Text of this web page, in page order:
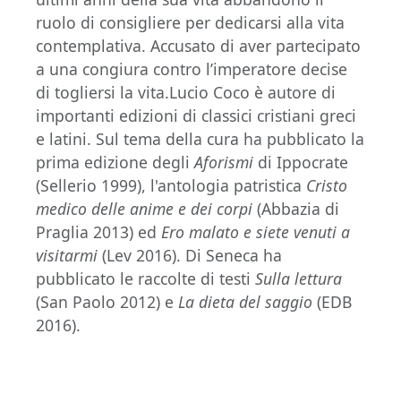
ruolo di consigliere per dedicarsi alla vita
contemplativa. Accusato di aver partecipato
a una congiura contro l’imperatore decise
di togliersi la vita.Lucio Coco è autore di
importanti edizioni di classici cristiani greci
e latini. Sul tema della cura ha pubblicato la
prima edizione degliAforismi di Ippocrate
(Sellerio 1999), l'antologia patristica Cristo
medico delle anime e dei corpi (Abbazia di
Praglia 2013) ed Ero malato e siete venuti a
visitarmi (Lev 2016). Di Seneca ha
pubblicato le raccolte di testi Sulla lettura
(San Paolo 2012) e La dieta del saggio (EDB
2016).